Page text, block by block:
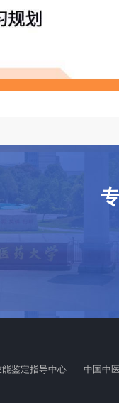
鉴定指导中心
中国中